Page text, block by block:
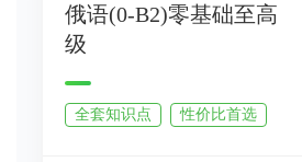
俄语(0-B2)零基础至高
级
全套知识点 性价比首选